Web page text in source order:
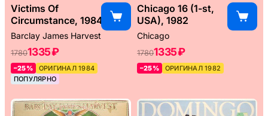
Victims Of
Circumstance, 1984
Barclay James Harvest
17801335 ₽
–25%
ОРИГИНАЛ 1984
ПОПУЛЯРНО
Chicago 16 (1-st,
USA), 1982
Chicago
17801335 ₽
–25% ОРИГИНАЛ 1982